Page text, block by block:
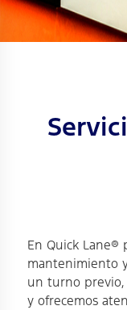
En Quick Lane®
mantenimiento
un turno
y ofrecemos